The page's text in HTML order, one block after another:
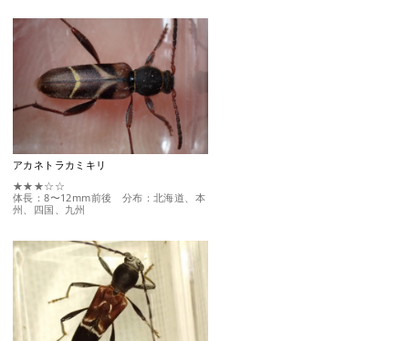
アカネトラカミキリ
★★★☆☆
体長：8〜12mm前後 分布：北海道、本
州、四国、九州